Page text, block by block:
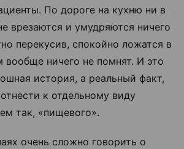
По дороге на кухню ни в
врезаются и умудряются ничего
перекусив, спокойно ложатся в
вообще ничего не помнят. И это
история, а реальный факт,
к отдельному виду
так, «пищевого».
очень сложно говорить о